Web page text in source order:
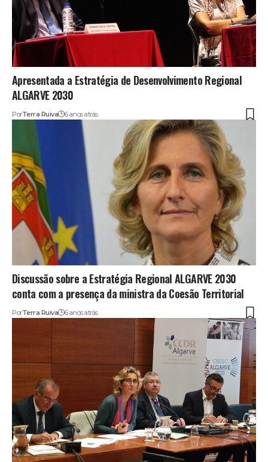
Apresentada a Estratégia de Desenvolvimento Regional
ALGARVE 2030
PorTerra Ruiva 6 anos atrás
Discussão sobre a Estratégia Regional ALGARVE 2030
conta com a presença da ministra da Coesão Territorial
PorTerra Ruiva 6 anos atrás